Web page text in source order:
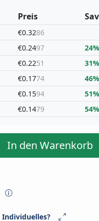
Preis
€0.3286
€0.2497
€0.2251
€0.1774
€0.1594
€0.1479
24%
31%
46%
51%
54%
In den Warenkorb
Individuelles?